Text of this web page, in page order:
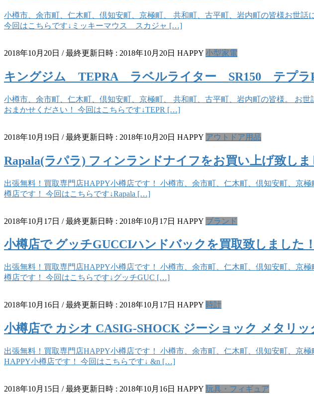
小樽市、余市町、仁木町、倶知安町、京極町、 共和町、古平町、岩内町の皆様お世
今回はこちらです↓ミッキーマウス スカジャ […]
2018年10月20日 / 最終更新日時 : 2018年10月20日 HAPPY 小型家電
キングジム TEPRA ラベルライター SR150 テプラ
小樽市、余市町、仁木町、倶知安町、京極町、 共和町、古平町、岩内町の皆様。 お
おまかせください！ 今回はこちらです↓TEPR […]
2018年10月19日 / 最終更新日時 : 2018年10月20日 HAPPY アウトドア用品
Rapala(ラパラ) フィンランドナイフをお買い上げ致しま
出張無料！買取専門店HAPPY小樽店です！ 小樽市、余市町、仁木町、倶知安町、京
樽店です！ 今回はこちらです↓Rapala […]
2018年10月17日 / 最終更新日時 : 2018年10月17日 HAPPY ブランド
小樽店で グッチGUCCIハンドバックを買取致しました！
出張無料！買取専門店HAPPY小樽店です！ 小樽市、余市町、仁木町、倶知安町、京
樽店です！ 今回はこちらです↓グッチGUC […]
2018年10月16日 / 最終更新日時 : 2018年10月17日 HAPPY 時計
小樽店で カシオ CASIG-SHOCK ジーショック メタリッ
出張無料！買取専門店HAPPY小樽店です！ 小樽市、余市町、仁木町、倶知安町、京
HAPPY小樽店です！ 今回はこちらです↓ &n […]
2018年10月15日 / 最終更新日時 : 2018年10月16日 HAPPY 玩具・フィギュア